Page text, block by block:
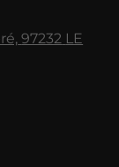
97232 LE